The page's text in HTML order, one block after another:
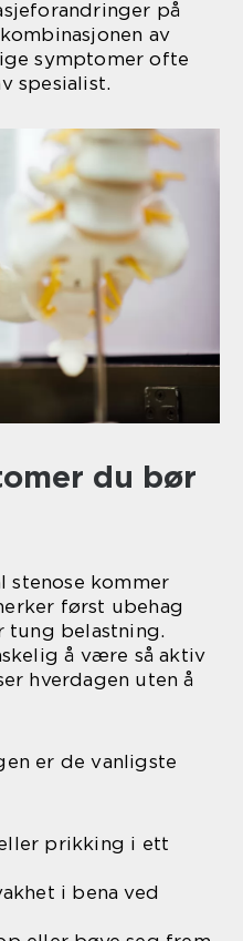
på
av
symptomer ofte
spesialist.
du bør
stenose kommer
først ubehag
tung belastning.
å være så aktiv
hverdagen uten å
er de vanligste
prikking i ett
i bena ved